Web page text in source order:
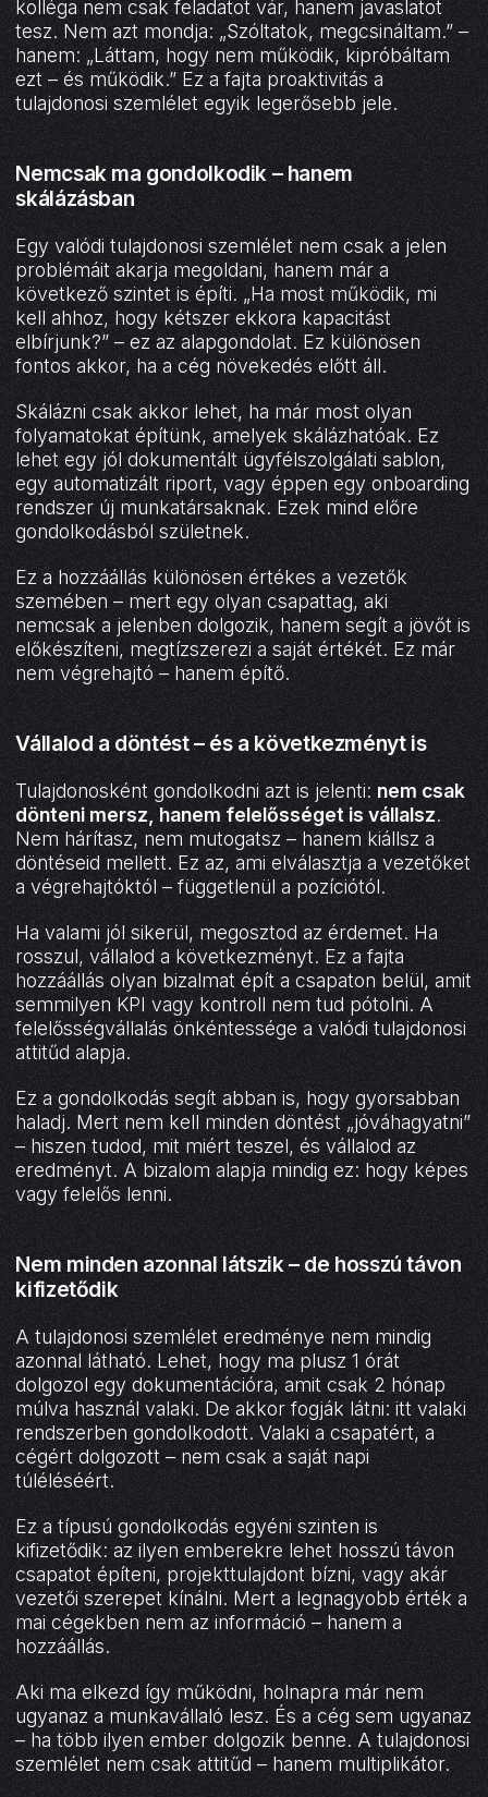
kolléga nem csak feladatot vár, hanem javaslatot
tesz. Nem azt mondja: „Szóltatok, megcsináltam.” –
hanem: „Láttam, hogy nem működik, kipróbáltam
ezt – és működik.” Ez a fajta proaktivitás a
tulajdonosi szemlélet egyik legerősebb jele.
Nemcsak ma gondolkodik – hanem
skálázásban
Egy valódi tulajdonosi szemlélet nem csak a jelen
problémáit akarja megoldani, hanem már a
következő szintet is építi. „Ha most működik, mi
kell ahhoz, hogy kétszer ekkora kapacitást
elbírjunk?” – ez az alapgondolat. Ez különösen
fontos akkor, ha a cég növekedés előtt áll.
Skálázni csak akkor lehet, ha már most olyan
folyamatokat építünk, amelyek skálázhatóak. Ez
lehet egy jól dokumentált ügyfélszolgálati sablon,
egy automatizált riport, vagy éppen egy onboarding
rendszer új munkatársaknak. Ezek mind előre
gondolkodásból születnek.
Ez a hozzáállás különösen értékes a vezetők
szemében – mert egy olyan csapattag, aki
nemcsak a jelenben dolgozik, hanem segít a jövőt is
előkészíteni, megtízszerezi a saját értékét. Ez már
nem végrehajtó – hanem építő.
Vállalod a döntést – és a következményt is
Tulajdonosként gondolkodni azt is jelenti: nem csak
dönteni mersz, hanem felelősséget is vállalsz.
Nem hárítasz, nem mutogatsz – hanem kiállsz a
döntéseid mellett. Ez az, ami elválasztja a vezetőket
a végrehajtóktól – függetlenül a pozíciótól.
Ha valami jól sikerül, megosztod az érdemet. Ha
rosszul, vállalod a következményt. Ez a fajta
hozzáállás olyan bizalmat épít a csapaton belül, amit
semmilyen KPI vagy kontroll nem tud pótolni. A
felelősségvállalás önkéntessége a valódi tulajdonosi
attitűd alapja.
Ez a gondolkodás segít abban is, hogy gyorsabban
haladj. Mert nem kell minden döntést „jóváhagyatni”
– hiszen tudod, mit miért teszel, és vállalod az
eredményt. A bizalom alapja mindig ez: hogy képes
vagy felelős lenni.
Nem minden azonnal látszik – de hosszú távon
kifizetődik
A tulajdonosi szemlélet eredménye nem mindig
azonnal látható. Lehet, hogy ma plusz 1 órát
dolgozol egy dokumentációra, amit csak 2 hónap
múlva használ valaki. De akkor fogják látni: itt valaki
rendszerben gondolkodott. Valaki a csapatért, a
cégért dolgozott – nem csak a saját napi
túléléséért.
Ez a típusú gondolkodás egyéni szinten is
kifizetődik: az ilyen emberekre lehet hosszú távon
csapatot építeni, projekttulajdont bízni, vagy akár
vezetői szerepet kínálni. Mert a legnagyobb érték a
mai cégekben nem az információ – hanem a
hozzáállás.
Aki ma elkezd így működni, holnapra már nem
ugyanaz a munkavállaló lesz. És a cég sem ugyanaz
– ha több ilyen ember dolgozik benne. A tulajdonosi
szemlélet nem csak attitűd – hanem multiplikátor.